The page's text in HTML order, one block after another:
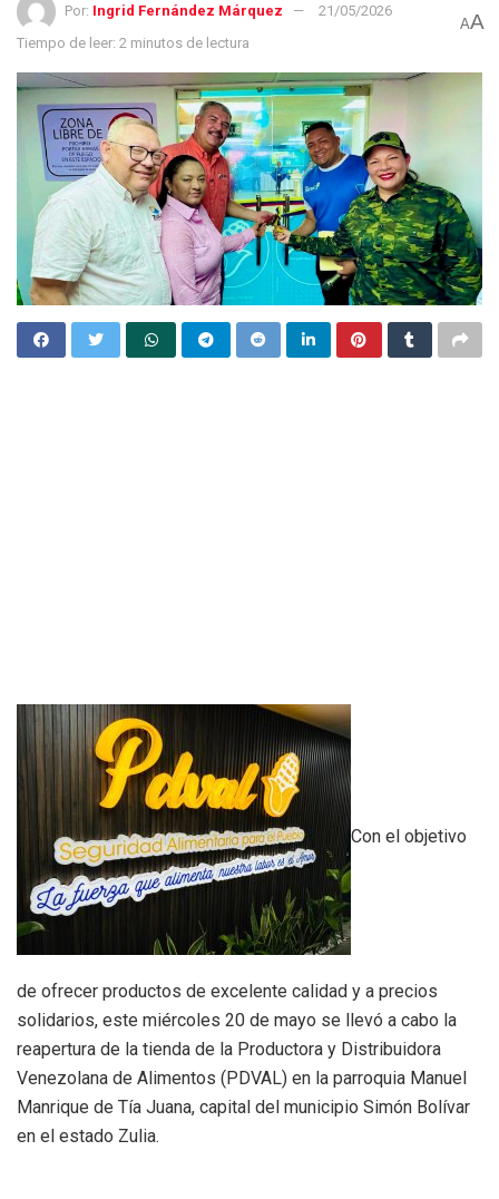
Por: Ingrid Fernández Márquez
21/05/2026
Tiempo de leer: 2 minutos de lectura
AA
Con el objetivo
de ofrecer productos de excelente calidad y a precios
solidarios, este miércoles 20 de mayo se llevó a cabo la
reapertura de la tienda de la Productora y Distribuidora
Venezolana de Alimentos (PDVAL) en la parroquia Manuel
Manrique de Tía Juana, capital del municipio Simón Bolívar
en el estado Zulia.